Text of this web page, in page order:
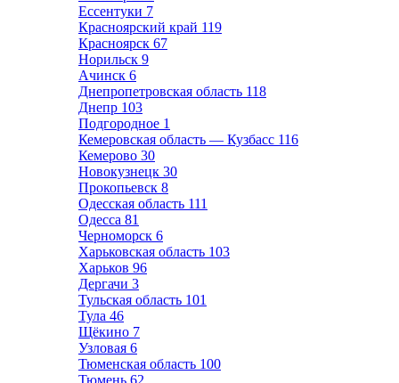
Ессентуки 7
Красноярский край 119
Красноярск 67
Норильск 9
Ачинск 6
Днепропетровская область 118
Днепр 103
Подгородное 1
Кемеровская область — Кузбасс 116
Кемерово 30
Новокузнецк 30
Прокопьевск 8
Одесская область 111
Одесса 81
Черноморск 6
Харьковская область 103
Харьков 96
Дергачи 3
Тульская область 101
Тула 46
Щёкино 7
Узловая 6
Тюменская область 100
Тюмень 62